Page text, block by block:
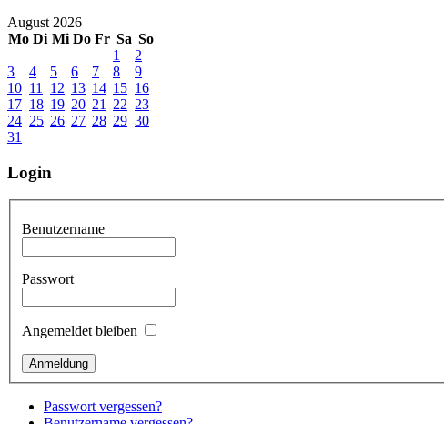
August 2026
Mo Di Mi Do Fr Sa So
1
2
3
4 5 6 7 8
9
10 11 12 13 14 15 16
17 18 19 20 21 22 23
24 25 26 27 28 29 30
31
Login
Benutzername
Passwort
Angemeldet bleiben
Passwort vergessen?